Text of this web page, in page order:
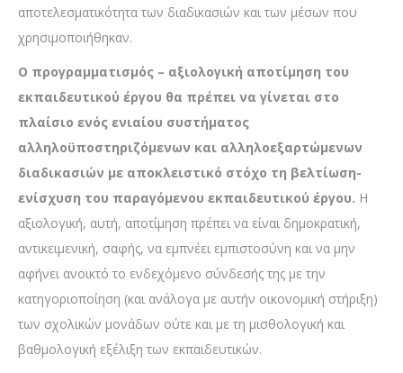
αποτελεσματικότητα των διαδικασιών και των μέσων που
χρησιμοποιήθηκαν.
Ο προγραμματισμός – αξιολογική αποτίμηση του
εκπαιδευτικού έργου θα πρέπει να γίνεται στο
πλαίσιο ενός ενιαίου συστήματος
αλληλοϋποστηριζόμενων και αλληλοεξαρτώμενων
διαδικασιών με αποκλειστικό στόχο τη βελτίωση-
ενίσχυση του παραγόμενου εκπαιδευτικού έργου. Η
αξιολογική, αυτή, αποτίμηση πρέπει να είναι δημοκρατική,
αντικειμενική, σαφής, να εμπνέει εμπιστοσύνη και να μην
αφήνει ανοικτό το ενδεχόμενο σύνδεσής της με την
κατηγοριοποίηση (και ανάλογα με αυτήν οικονομική στήριξη)
των σχολικών μονάδων ούτε και με τη μισθολογική και
βαθμολογική εξέλιξη των εκπαιδευτικών.